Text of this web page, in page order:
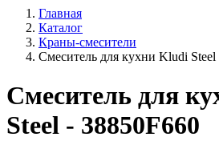
Главная
Каталог
Краны-смесители
Смеситель для кухни Kludi Steel
Смеситель для
Steel - 38850F660